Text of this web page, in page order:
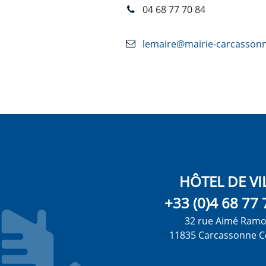
04 68 77 70 84
lemaire@mairie-
HÔTEL DE
+33 (0)4 68 77
32 rue Aimé
11835 Carcassonne